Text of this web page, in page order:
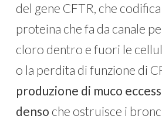
del gene CFTR, che
proteina che fa da canale
cloro dentro e fuori le
o la perdita di funzione di
produzione di muco
denso che ostruisce i